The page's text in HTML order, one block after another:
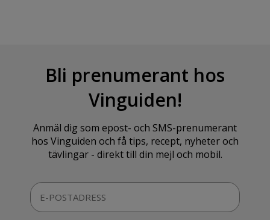
Bli prenumerant hos
Vinguiden!
Anmäl dig som epost- och SMS-prenumerant
hos Vinguiden och få tips, recept, nyheter och
tävlingar - direkt till din mejl och mobil.